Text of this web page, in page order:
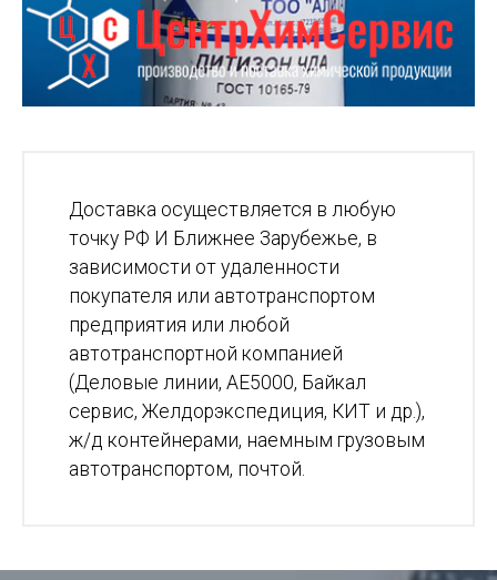
Доставка осуществляется в любую
точку РФ И Ближнее Зарубежье, в
зависимости от удаленности
покупателя или автотранспортом
предприятия или любой
автотранспортной компанией
(Деловые линии, АЕ5000, Байкал
сервис, Желдорэкспедиция, КИТ и др.),
ж/д контейнерами, наемным грузовым
автотранспортом, почтой.